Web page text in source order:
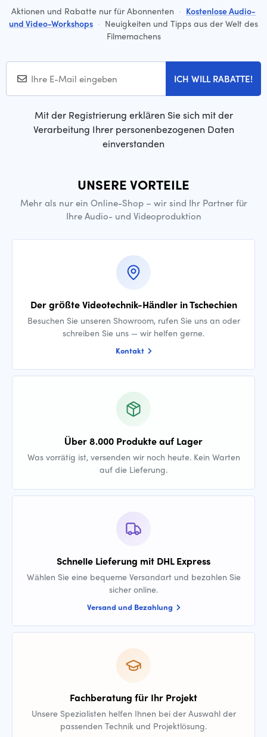
Aktionen und Rabatte nur für Abonnenten · Kostenlose Audio-
und Video-Workshops · Neuigkeiten und Tipps aus der Welt des
Filmemachens
ICH WILL RABATTE!
Mit der Registrierung erklären Sie sich mit der
Verarbeitung Ihrer personenbezogenen Daten
einverstanden
UNSERE VORTEILE
Mehr als nur ein Online-Shop – wir sind Ihr Partner für
Ihre Audio- und Videoproduktion
Der größte Videotechnik-Händler in Tschechien
Besuchen Sie unseren Showroom, rufen Sie uns an oder
schreiben Sie uns — wir helfen gerne.
Kontakt
Über 8.000 Produkte auf Lager
Was vorrätig ist, versenden wir noch heute. Kein Warten
auf die Lieferung.
Schnelle Lieferung mit DHL Express
Wählen Sie eine bequeme Versandart und bezahlen Sie
sicher online.
Versand und Bezahlung
Fachberatung für Ihr Projekt
Unsere Spezialisten helfen Ihnen bei der Auswahl der
passenden Technik und Projektlösung.